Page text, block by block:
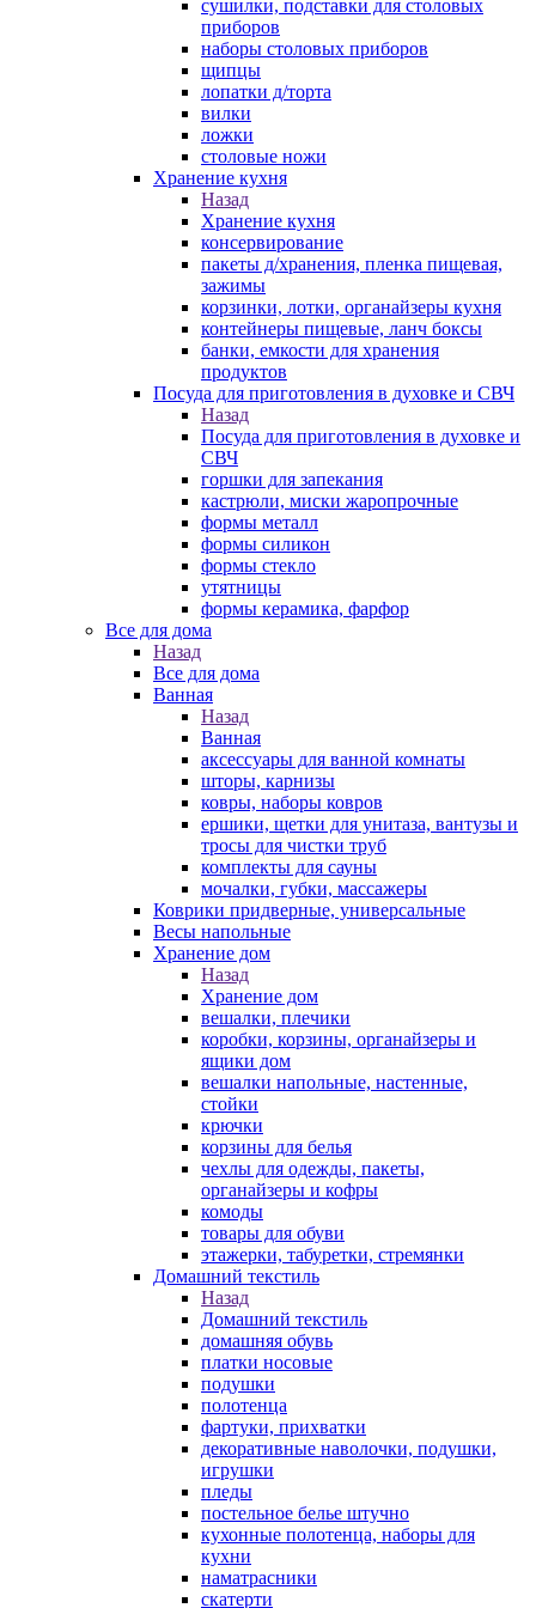
сушилки, подставки для столовых
приборов
наборы столовых приборов
щипцы
лопатки д/торта
вилки
ложки
столовые ножи
Хранение кухня
Назад
Хранение кухня
консервирование
пакеты д/хранения, пленка пищевая,
зажимы
корзинки, лотки, органайзеры кухня
контейнеры пищевые, ланч боксы
банки, емкости для хранения
продуктов
Посуда для приготовления в духовке и СВЧ
Назад
Посуда для приготовления в духовке и
СВЧ
горшки для запекания
кастрюли, миски жаропрочные
формы металл
формы силикон
формы стекло
утятницы
формы керамика, фарфор
Все для дома
Назад
Все для дома
Ванная
Назад
Ванная
аксессуары для ванной комнаты
шторы, карнизы
ковры, наборы ковров
ершики, щетки для унитаза, вантузы и
тросы для чистки труб
комплекты для сауны
мочалки, губки, массажеры
Коврики придверные, универсальные
Весы напольные
Хранение дом
Назад
Хранение дом
вешалки, плечики
коробки, корзины, органайзеры и
ящики дом
вешалки напольные, настенные,
стойки
крючки
корзины для белья
чехлы для одежды, пакеты,
органайзеры и кофры
комоды
товары для обуви
этажерки, табуретки, стремянки
Домашний текстиль
Назад
Домашний текстиль
домашняя обувь
платки носовые
подушки
полотенца
фартуки, прихватки
декоративные наволочки, подушки,
игрушки
пледы
постельное белье штучно
кухонные полотенца, наборы для
кухни
наматрасники
скатерти